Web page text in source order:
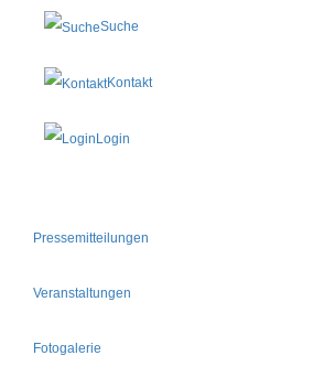
Suche
Kontakt
Login
Pressemitteilungen
Veranstaltungen
Fotogalerie